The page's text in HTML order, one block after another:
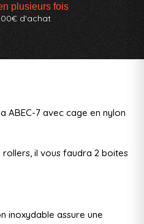
plusieurs fois
d'achat
ABEC-7 avec cage en nylon
il vous faudra 2 boites
inoxydable assure une